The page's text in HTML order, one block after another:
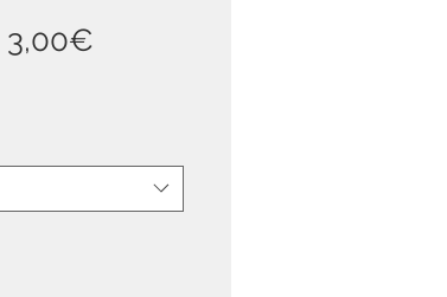
3,00€